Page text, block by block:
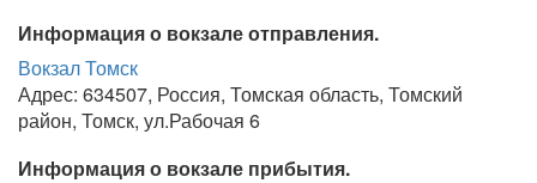
Информация о вокзале отправления.
Вокзал Томск
Адрес: 634507, Россия, Томская область, Томский
район, Томск, ул.Рабочая 6
Информация о вокзале прибытия.